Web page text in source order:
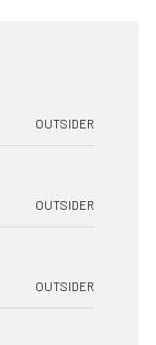
OUTSIDER
OUTSIDER
OUTSIDER